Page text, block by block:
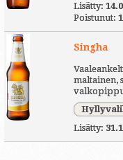
Lisätty:
Poistunut:
Singha
maltainen,
Lisätty: